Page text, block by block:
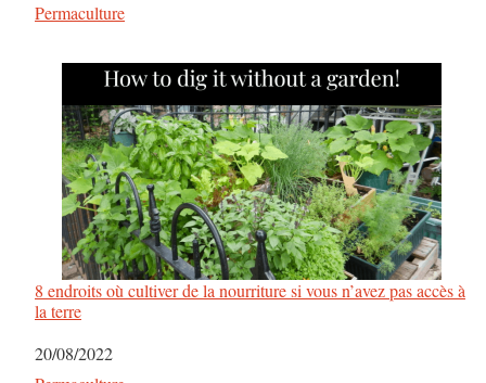
Par rapport à
Permaculture
8 endroits où cultiver de la nourriture si vous n’avez pas accès à
la terre
Date
20/08/2022